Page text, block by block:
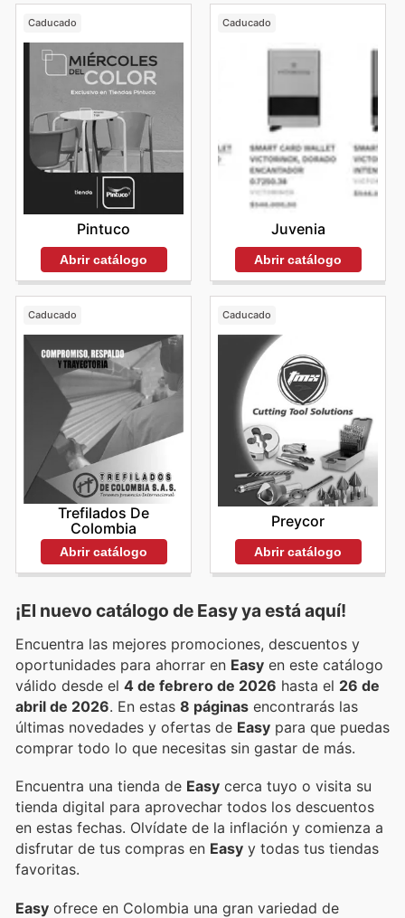
Caducado
Pintuco
Abrir catálogo
Caducado
Juvenia
Abrir catálogo
Caducado
Trefilados De
Colombia
Abrir catálogo
Caducado
Preycor
Abrir catálogo
¡El nuevo catálogo de Easyya está aquí!
Encuentra las mejores promociones, descuentos y
oportunidades para ahorrar en Easy en este catálogo
válido desde el 4 de febrero de 2026 hasta el 26 de
abril de 2026 . En estas 8 páginas encontrarás las
últimas novedades y ofertas de Easy para que puedas
comprar todo lo que necesitas sin gastar de más.
Encuentra una tienda de Easy cerca tuyo o visita su
tienda digital para aprovechar todos los descuentos
en estas fechas. Olvídate de la inflación y comienza a
disfrutar de tus compras en Easy y todas tus tiendas
favoritas.
Easy ofrece en Colombia una gran variedad de